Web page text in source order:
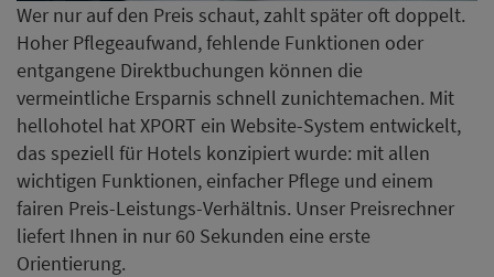
Wer nur auf den Preis schaut, zahlt später oft doppelt.
Hoher Pflegeaufwand, fehlende Funktionen oder
entgangene Direktbuchungen können die
vermeintliche Ersparnis schnell zunichtemachen. Mit
hellohotel hat XPORT ein Website-System entwickelt,
das speziell für Hotels konzipiert wurde: mit allen
wichtigen Funktionen, einfacher Pflege und einem
fairen Preis-Leistungs-Verhältnis. Unser Preisrechner
liefert Ihnen in nur 60 Sekunden eine erste
Orientierung.